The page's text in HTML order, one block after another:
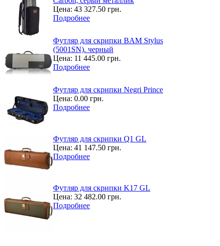
Цена: 43 327.50 грн.
Подробнее
Футляр для скрипки BAM Stylus
(5001SN). черный
Цена: 11 445.00 грн.
Подробнее
Футляр для скрипки Negri Prince
Цена: 0.00 грн.
Подробнее
Футляр для скрипки Q1 GL
Цена: 41 147.50 грн.
Подробнее
Футляр для скрипки K17 GL
Цена: 32 482.00 грн.
Подробнее